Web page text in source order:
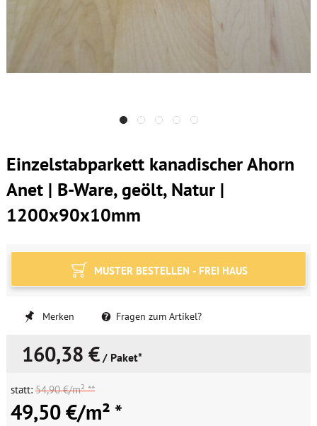
Einzelstabparkett kanadischer Ahorn
Anet | B-Ware, geölt, Natur |
1200x90x10mm
MUSTER BESTELLEN - FREI HAUS
Merken Fragen zum Artikel?
160,38 € / Paket*
statt: 54,90 €/m² **
49,50 €/m² *